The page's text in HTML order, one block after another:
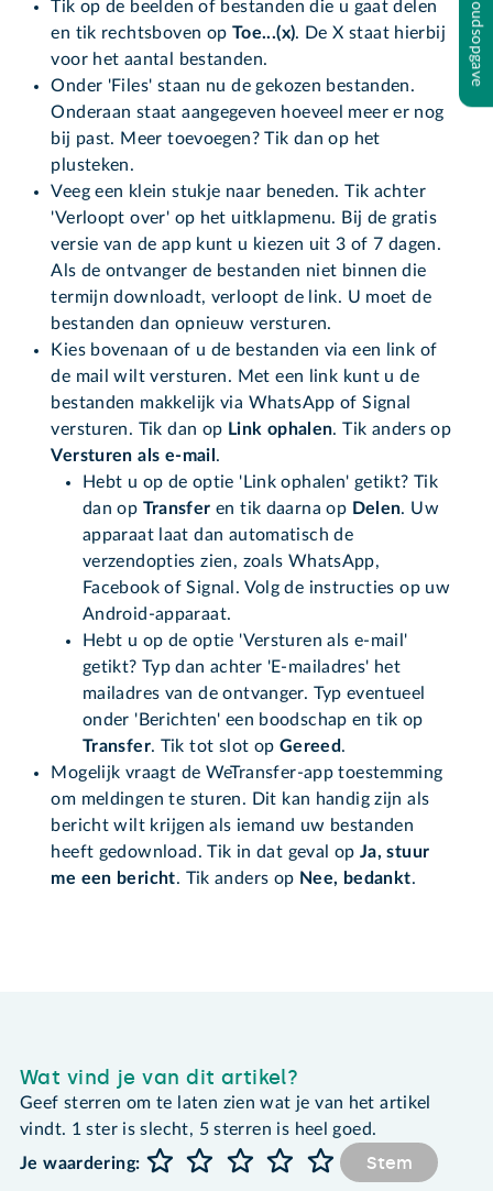
Tik op de beelden of bestanden die u gaat delen
en tik rechtsboven op Toe...(x). De X staat hierbij
voor het aantal bestanden.
Onder 'Files' staan nu de gekozen bestanden.
Onderaan staat aangegeven hoeveel meer er nog
bij past. Meer toevoegen? Tik dan op het
plusteken.
Veeg een klein stukje naar beneden. Tik achter
'Verloopt over' op het uitklapmenu. Bij de gratis
versie van de app kunt u kiezen uit 3 of 7 dagen.
Als de ontvanger de bestanden niet binnen die
termijn downloadt, verloopt de link. U moet de
bestanden dan opnieuw versturen.
Kies bovenaan of u de bestanden via een link of
de mail wilt versturen. Met een link kunt u de
bestanden makkelijk via WhatsApp of Signal
versturen. Tik dan op Link ophalen. Tik anders op
Versturen als e-mail .
Hebt u op de optie 'Link ophalen' getikt? Tik
dan op Transfer en tik daarna op Delen. Uw
apparaat laat dan automatisch de
verzendopties zien, zoals WhatsApp,
Facebook of Signal. Volg de instructies op uw
Android-apparaat.
Hebt u op de optie 'Versturen als e-mail'
getikt? Typ dan achter 'E-mailadres' het
mailadres van de ontvanger. Typ eventueel
onder 'Berichten' een boodschap en tik op
Transfer. Tik tot slot op Gereed.
Mogelijk vraagt de WeTransfer-app toestemming
om meldingen te sturen. Dit kan handig zijn als
bericht wilt krijgen als iemand uw bestanden
heeft gedownload. Tik in dat geval op Ja, stuur
me een bericht. Tik anders op Nee, bedankt.
Inhoudsopgave
Wat vind je van dit artikel?
Geef sterren om te laten zien wat je van het artikel
vindt. 1 ster is slecht, 5 sterren is heel goed.
Je waardering:
Stem